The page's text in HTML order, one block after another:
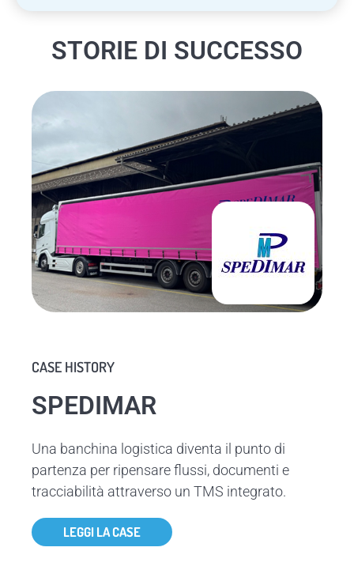
STORIE DI SUCCESSO
CASE HISTORY
SPEDIMAR
Una banchina logistica diventa il punto di
partenza per ripensare flussi, documenti e
tracciabilità attraverso un TMS integrato.
LEGGI LA CASE